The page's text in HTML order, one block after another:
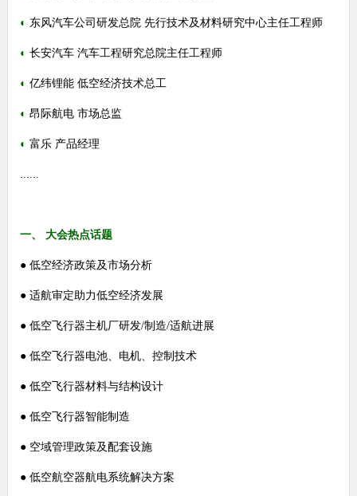
◐ 东风汽车公司研发总院 先行技术及材料研究中心主任工程师
◐ 长安汽车 汽车工程研究总院主任工程师
◐ 亿纬锂能 低空经济技术总工
◐ 昂际航电 市场总监
◐ 富乐 产品经理
一、 大会热点话题
● 低空经济政策及市场分析
● 适航审定助力低空经济发展
● 低空飞行器主机厂研发/制造/适航进展
● 低空飞行器电池、电机、控制技术
● 低空飞行器材料与结构设计
● 低空飞行器智能制造
● 空域管理政策及配套设施
● 低空航空器航电系统解决方案